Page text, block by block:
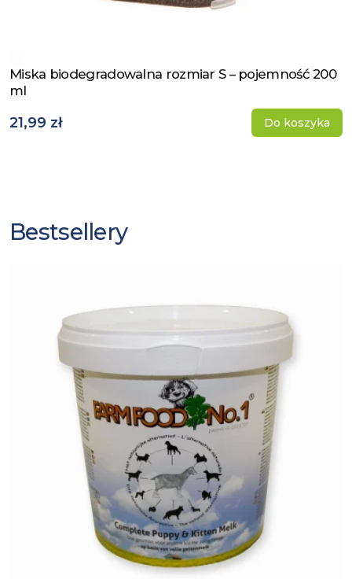
Zobacz produkt
Miska biodegradowalna rozmiar S – pojemność 200
ml
21,99 zł Do koszyka
Bestsellery